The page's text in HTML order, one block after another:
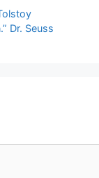
Dr. Seuss